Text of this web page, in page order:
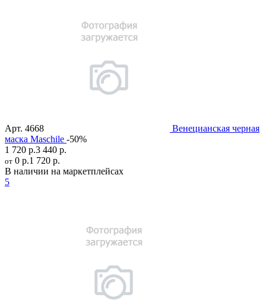
Арт. 4668
Венецианская черная
маска Maschile -50%
1 720 р.3 440 р.
от 0 р.1 720 р.
В наличии на маркетплейсах
5